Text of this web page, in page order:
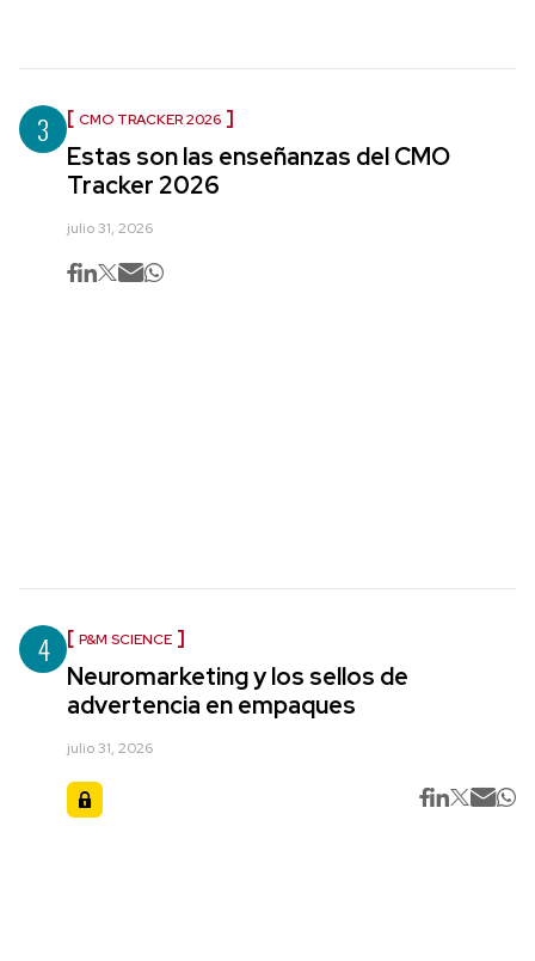
3 CMO TRACKER 2026
Estas son las enseñanzas del CMO
Tracker 2026
julio 31, 2026
4 P&M SCIENCE
Neuromarketing y los sellos de
advertencia en empaques
julio 31, 2026